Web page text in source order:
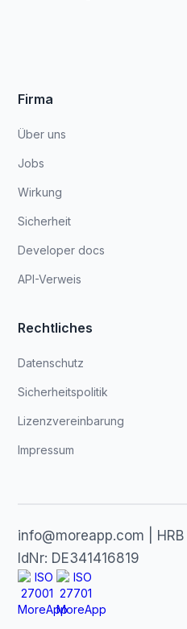
Firma
Über uns
Jobs
Wirkung
Sicherheit
Developer docs
API-Verweis
Rechtliches
Datenschutz
Sicherheitspolitik
Lizenzvereinbarung
Impressum
info@moreapp.com |
IdNr: DE341416819